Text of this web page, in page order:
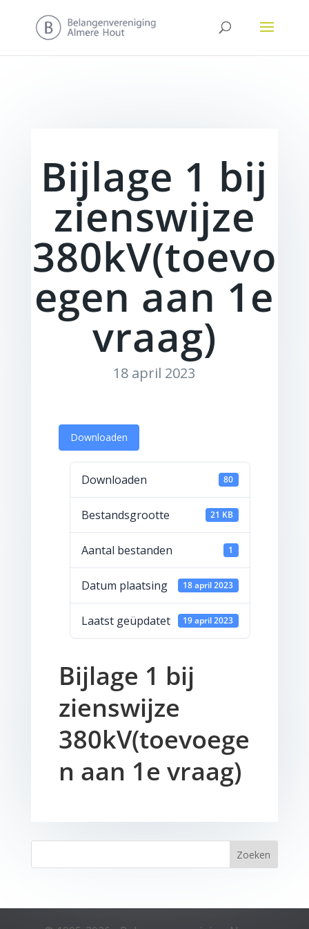
Bijlage 1 bij
zienswijze
380kV(toevo
egen aan 1e
vraag)
18 april 2023
Downloaden
Downloaden 80
Bestandsgrootte 21 KB
Aantal bestanden 1
Datum plaatsing 18 april 2023
Laatst geüpdatet 19 april 2023
Bijlage 1 bij
zienswijze
380kV(toevoege
n aan 1e vraag)